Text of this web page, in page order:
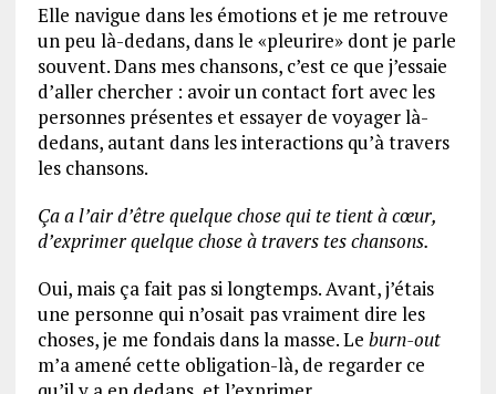
Elle navigue dans les émotions et je me retrouve
un peu là-dedans, dans le «pleurire» dont je parle
souvent. Dans mes chansons, c’est ce que j’essaie
d’aller chercher : avoir un contact fort avec les
personnes présentes et essayer de voyager là-
dedans, autant dans les interactions qu’à travers
les chansons.
Ça a l’air d’être quelque chose qui te tient à cœur,
d’exprimer quelque chose à travers tes chansons.
Oui, mais ça fait pas si longtemps. Avant, j’étais
une personne qui n’osait pas vraiment dire les
choses, je me fondais dans la masse. Le burn-out
m’a amené cette obligation-là, de regarder ce